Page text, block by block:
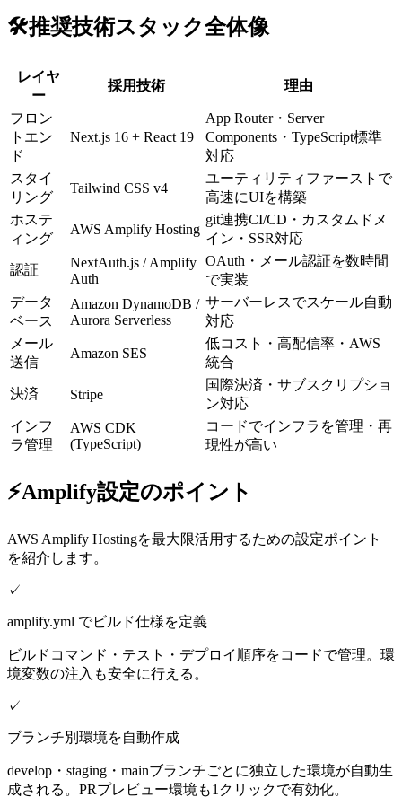
🛠️推奨技術スタック全体像
レイヤ
ー
採用技術 理由
フロン
トエン
ド
Next.js 16 + React 19
App Router・Server
Components・TypeScript標準
対応
スタイ
リング
Tailwind CSS v4
ユーティリティファーストで
高速にUIを構築
ホステ
ィング
AWS Amplify Hosting
git連携CI/CD・カスタムドメ
イン・SSR対応
認証
NextAuth.js / Amplify
Auth
OAuth・メール認証を数時間
で実装
データ
ベース
Amazon DynamoDB /
Aurora Serverless
サーバーレスでスケール自動
対応
メール
送信
Amazon SES
低コスト・高配信率・AWS
統合
決済 Stripe
国際決済・サブスクリプショ
ン対応
インフ
ラ管理
AWS CDK
(TypeScript)
コードでインフラを管理・再
現性が高い
⚡Amplify設定のポイント
AWS Amplify Hostingを最大限活用するための設定ポイント
を紹介します。
✓
amplify.yml でビルド仕様を定義
ビルドコマンド・テスト・デプロイ順序をコードで管理。環
境変数の注入も安全に行える。
✓
ブランチ別環境を自動作成
develop・staging・mainブランチごとに独立した環境が自動生
成される。PRプレビュー環境も1クリックで有効化。